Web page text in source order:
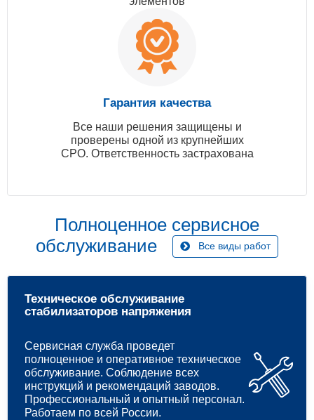
Гарантия качества
Все наши решения защищены и
проверены одной из крупнейших
СРО. Ответственность застрахована
Полноценное сервисное
обслуживание
Все виды работ
Техническое обслуживание
стабилизаторов напряжения
Сервисная служба проведет
полноценное и оперативное техническое
обслуживание. Соблюдение всех
инструкций и рекомендаций заводов.
Профессиональный и опытный персонал.
Работаем по всей России.